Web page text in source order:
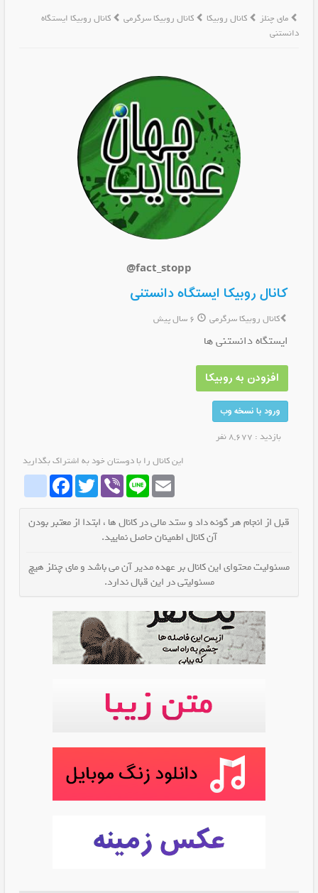
مای چنلز کانال روبیکا کانال روبیکا سرگرمی
کانال روبیکا ایستگاه
دانستنی
@fact_stopp
کانال روبیکا ایستگاه دانستنی
کانال روبیکا سرگرمی
ایستگاه دانستنی ها
افزودن به روبیکا
ورود با نسخه وب
بازدید : 8,677 نفر
این کانال را با دوستان خود به اشتراک بگذارید
whatrubikaFacebookTwitter Viber Line Email
قبل از انجام هر گونه داد و ستد مالی در کانال ها ، ابتدا از معتبر بودن
آن کانال اطمینان حاصل نمایید.
مسئولیت محتوای این کانال بر عهده مدیر آن می باشد و مای چنلز هیچ
مسئولیتی در این قبال ندارد.